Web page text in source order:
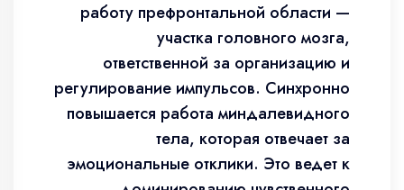
работу префронтальной области —
участка головного мозга,
ответственной за организацию и
регулирование импульсов. Синхронно
повышается работа миндалевидного
тела, которая отвечает за
эмоциональные отклики. Это ведет к